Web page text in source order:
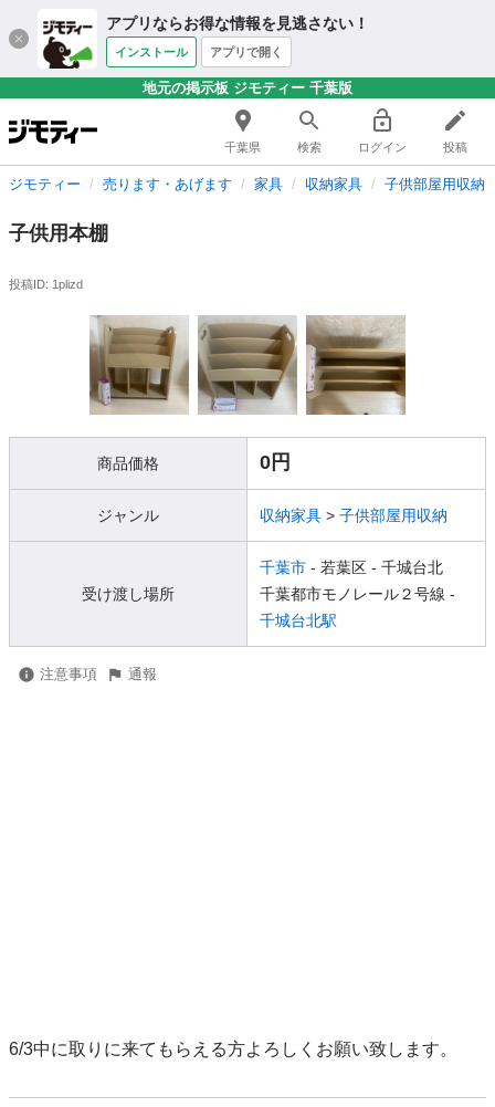
アプリならお得な情報を見逃さない！
インストール アプリで開く
地元の掲示板 ジモティー 千葉版
千葉県 検索 ログイン 投稿
ジモティー 売ります・あげます 家具 収納家具 子供部屋用収納
子供用本棚
投稿ID: 1plizd
商品価格 0円
ジャンル 収納家具 > 子供部屋用収納
受け渡し場所
千葉市 - 若葉区 - 千城台北
千葉都市モノレール２号線 -
千城台北駅
注意事項 通報
6/3中に取りに来てもらえる方よろしくお願い致します。